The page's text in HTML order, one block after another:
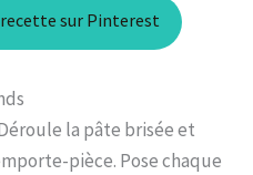
sur Pinterest
la pâte brisée et
pièce. Pose chaque